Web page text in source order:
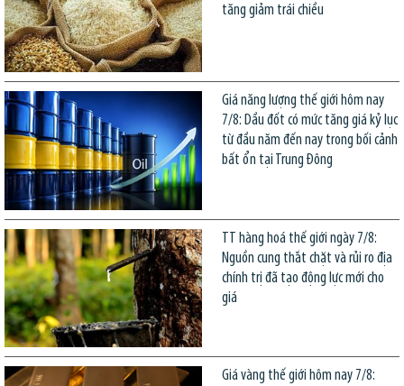
tăng giảm trái chiều
Giá năng lượng thế giới hôm nay
7/8: Dầu đốt có mức tăng giá kỷ lục
từ đầu năm đến nay trong bối cảnh
bất ổn tại Trung Đông
TT hàng hoá thế giới ngày 7/8:
Nguồn cung thắt chặt và rủi ro địa
chính trị đã tạo động lực mới cho
giá
Giá vàng thế giới hôm nay 7/8: